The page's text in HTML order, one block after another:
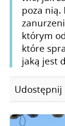
poza nią.
którym
które
jaką jest
Udostępnij